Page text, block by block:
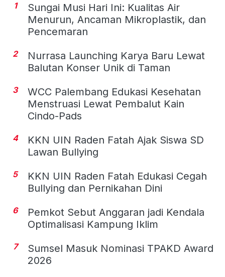
1
Sungai Musi Hari Ini: Kualitas Air
Menurun, Ancaman Mikroplastik, dan
Pencemaran
2
Nurrasa Launching Karya Baru Lewat
Balutan Konser Unik di Taman
3
WCC Palembang Edukasi Kesehatan
Menstruasi Lewat Pembalut Kain
Cindo-Pads
4
KKN UIN Raden Fatah Ajak Siswa SD
Lawan Bullying
5
KKN UIN Raden Fatah Edukasi Cegah
Bullying dan Pernikahan Dini
6
Pemkot Sebut Anggaran jadi Kendala
Optimalisasi Kampung Iklim
7
Sumsel Masuk Nominasi TPAKD Award
2026